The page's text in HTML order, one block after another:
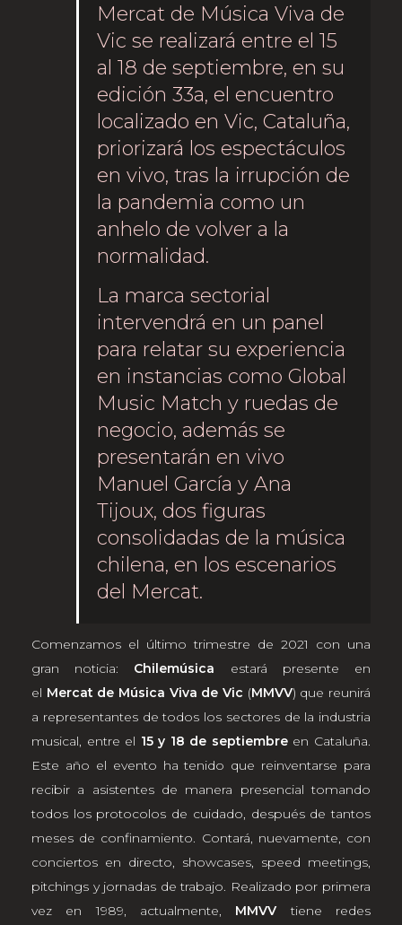
Mercat de Música Viva de
Vic se realizará entre el 15
al 18 de septiembre, en su
edición 33a, el encuentro
localizado en Vic, Cataluña,
priorizará los espectáculos
en vivo, tras la irrupción de
la pandemia como un
anhelo de volver a la
normalidad.
La marca sectorial
intervendrá en un panel
para relatar su experiencia
en instancias como Global
Music Match y ruedas de
negocio, además se
presentarán en vivo
Manuel García y Ana
Tijoux, dos figuras
consolidadas de la música
chilena, en los escenarios
del Mercat.
Comenzamos el último trimestre de 2021 con una
gran noticia: Chilemúsica estará presente en
el Mercat de Música Viva de Vic (MMVV) que reunirá
a representantes de todos los sectores de la industria
musical, entre el 15 y 18 de septiembreen Cataluña.
Este año el evento ha tenido que reinventarse para
recibir a asistentes de manera presencial tomando
todos los protocolos de cuidado, después de tantos
meses de confinamiento. Contará, nuevamente, con
conciertos en directo, showcases, speed meetings,
pitchings y jornadas de trabajo. Realizado por primera
vez en 1989, actualmente, MMVV tiene redes